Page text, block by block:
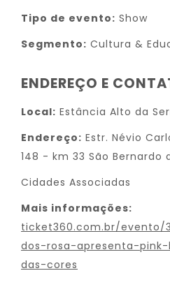
Tipo de evento: Show
Segmento: Cultura &
ENDEREÇO E
Local: Estância Alto da
Endereço: Estr. Névio
148 - km 33 São Bernardo
Cidades Associadas
Mais informações:
ticket360.com.br/evento/
dos-rosa-apresenta-
das-cores